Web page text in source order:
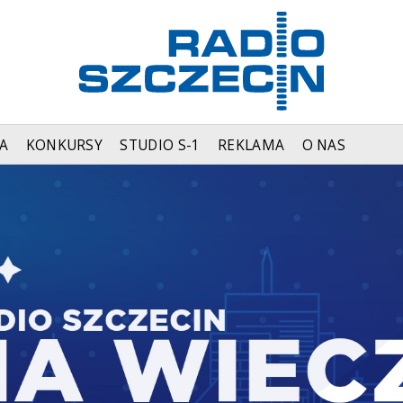
KONKURSY STUDIO S-1 REKLAMA O NAS